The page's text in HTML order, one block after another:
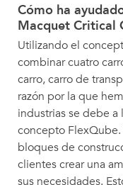
Cómo ha
Macquet Critical
Utilizando el
combinar cuatro
carro, carro de
razón por la que
industrias se debe
concepto
bloques de
clientes crear una
sus necesidades.